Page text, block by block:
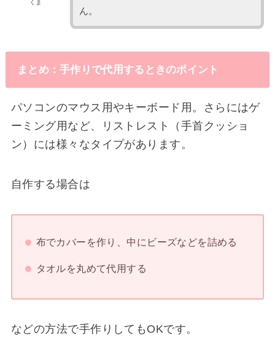
くま
ん。
まとめ：手作りで代用するときのポイント
パソコンのマウス用やキーボード用。さらにはゲ
ーミング用など、リストレスト（手首クッショ
ン）には様々なタイプがあります。
自作する場合は
布でカバーを作り、中にビーズなどを詰める
タオルを丸めて代用する
などの方法で手作りしてもOKです。